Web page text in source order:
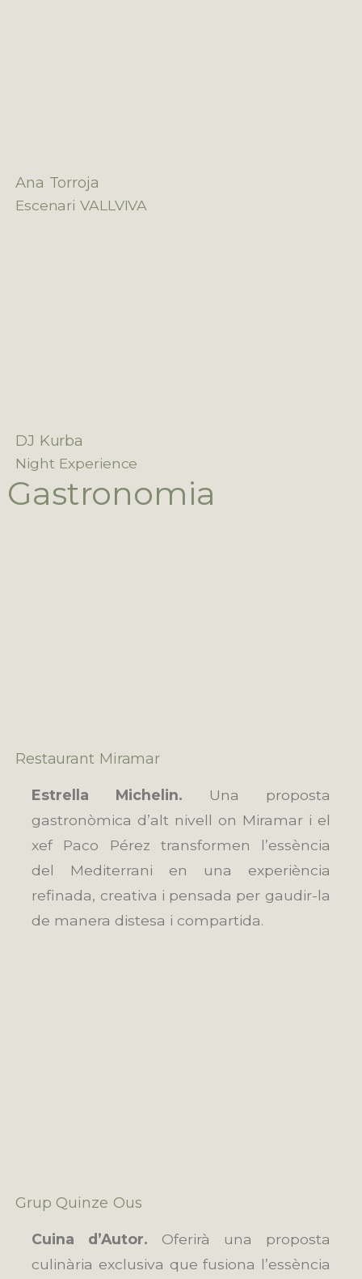
Ana Torroja
Escenari VALLVIVA
DJ Kurba
Night Experience
Gastronomia
Restaurant Miramar
Estrella Michelin.
Una proposta
gastronòmica d’alt nivell on Miramar i el
xef Paco Pérez transformen l’essència
del Mediterrani en una experiència
refinada, creativa i pensada per gaudir-la
de manera distesa i compartida.
Grup Quinze Ous
Cuina d’Autor. Oferirà una proposta
culinària exclusiva que fusiona l’essència